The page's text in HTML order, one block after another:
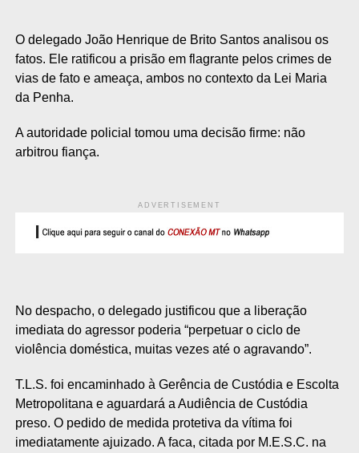
O delegado João Henrique de Brito Santos analisou os
fatos. Ele ratificou a prisão em flagrante pelos crimes de
vias de fato e ameaça, ambos no contexto da Lei Maria
da Penha.
A autoridade policial tomou uma decisão firme: não
arbitrou fiança.
ADVERTISEMENT
No despacho, o delegado justificou que a liberação
imediata do agressor poderia “perpetuar o ciclo de
violência doméstica, muitas vezes até o agravando”.
T.L.S. foi encaminhado à Gerência de Custódia e Escolta
Metropolitana e aguardará a Audiência de Custódia
preso. O pedido de medida protetiva da vítima foi
imediatamente ajuizado. A faca, citada por M.E.S.C. na